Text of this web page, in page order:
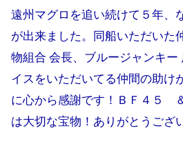
遠州マグロを追い続けて５年、
が出来ました。同船いただいた
物組合 会長、ブルージャンキ
イスをいただいてる仲間の助け
に心から感謝です！ＢＦ４５
は大切な宝物！ありがとうござ